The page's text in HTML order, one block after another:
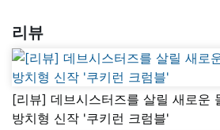
리뷰
[리뷰] 데브시스터즈를 살릴 새로운
방치형 신작 '쿠키런 크럼블'